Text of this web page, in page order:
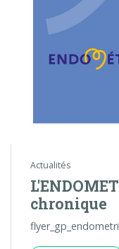
Actualités
chronique